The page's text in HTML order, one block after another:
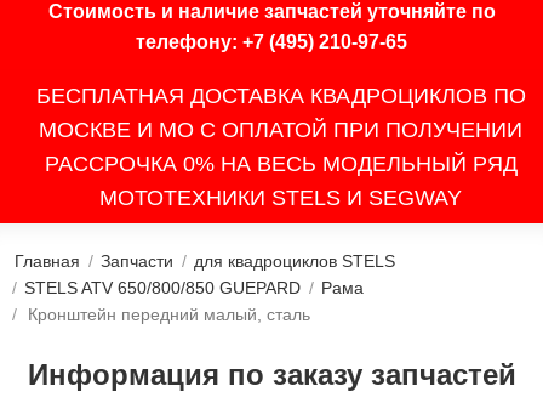
Стоимость и наличие запчастей уточняйте по
телефону: +7 (495) 210-97-65
БЕСПЛАТНАЯ ДОСТАВКА КВАДРОЦИКЛОВ ПО
МОСКВЕ И МО С ОПЛАТОЙ ПРИ ПОЛУЧЕНИИ
РАССРОЧКА 0% НА ВЕСЬ МОДЕЛЬНЫЙ РЯД
МОТОТЕХНИКИ STELS И SEGWAY
Главная / Запчасти / для квадроциклов STELS
/ STELS ATV 650/800/850 GUEPARD / Рама
/
Кронштейн передний малый, сталь
Информация по заказу запчастей